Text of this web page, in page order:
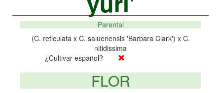
Parental
(C. reticulata x C. saluenensis 'Barbara Clark') x C.
nitidissima
¿Cultivar español?
FLOR